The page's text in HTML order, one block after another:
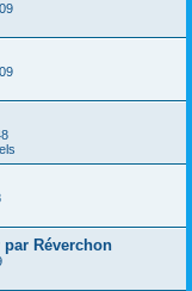
Réverchon